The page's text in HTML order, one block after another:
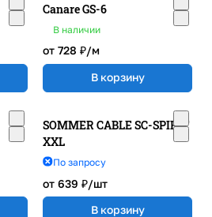
Canare GS-6
В наличии
от 728 ₽/м
В корзину
SOMMER CABLE SC-SPIRIT
XXL
По запросу
от 639 ₽/шт
В корзину